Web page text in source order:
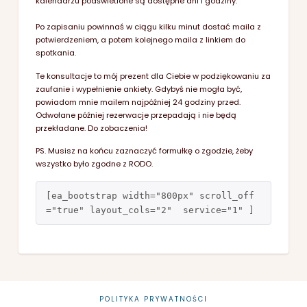
Po zapisaniu powinnaś w ciągu kilku minut dostać maila z
potwierdzeniem, a potem kolejnego maila z linkiem do
spotkania.
Te konsultacje to mój prezent dla Ciebie w podziękowaniu za
zaufanie i wypełnienie ankiety. Gdybyś nie mogła być,
powiadom mnie mailem najpóźniej 24 godziny przed.
Odwołane później rezerwacje przepadają i nie będą
przekładane. Do zobaczenia!
PS. Musisz na końcu zaznaczyć formułkę o zgodzie, żeby
wszystko było zgodne z RODO.
[ea_bootstrap width="800px" scroll_off
="true" layout_cols="2"  service="1" ]
POLITYKA PRYWATNOŚCI